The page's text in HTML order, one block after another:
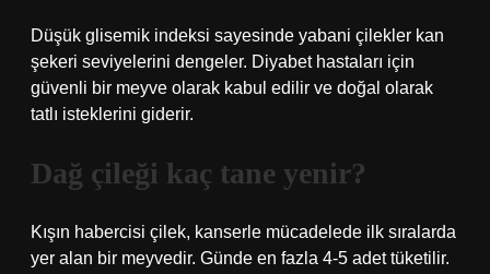
Düşük glisemik indeksi sayesinde yabani çilekler kan
şekeri seviyelerini dengeler. Diyabet hastaları için
güvenli bir meyve olarak kabul edilir ve doğal olarak
tatlı isteklerini giderir.
Dağ çileği kaç tane yenir?
Kışın habercisi çilek, kanserle mücadelede ilk sıralarda
yer alan bir meyvedir. Günde en fazla 4-5 adet tüketilir.